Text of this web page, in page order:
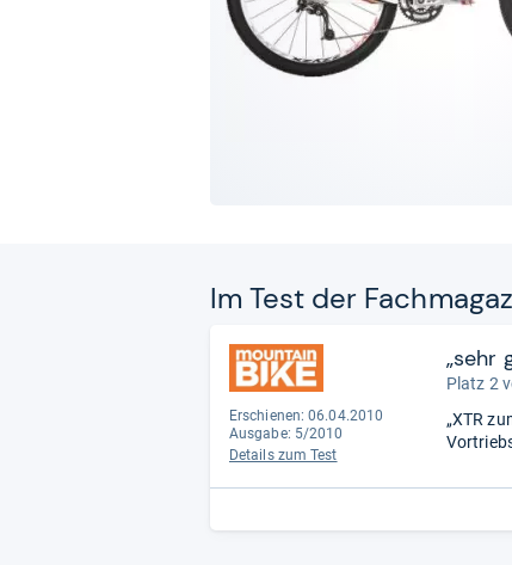
Im Test der
Erschienen: 06.04.2010
Ausgabe: 5/2010
Details zum Test
„sehr
Platz 2
„XTR